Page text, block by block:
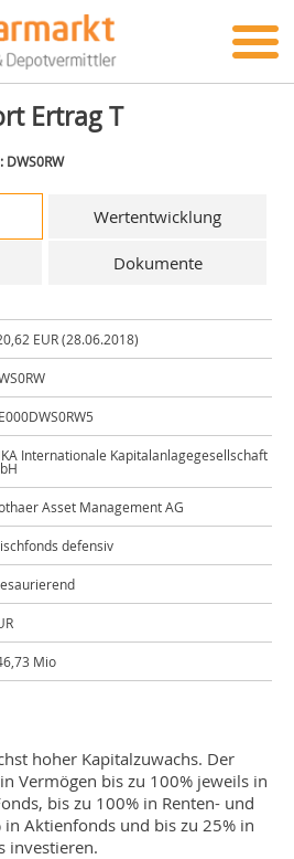
Ertrag T
DWS0RW
Wertentwicklung
Dokumente
EUR (28.06.2018)
Internationale Kapitalanlagegesellschaft
Asset Management AG
defensiv
Mio
hoher Kapitalzuwachs. Der
Vermögen bis zu 100% jeweils in
bis zu 100% in Renten- und
Aktienfonds und bis zu 25% in
investieren.